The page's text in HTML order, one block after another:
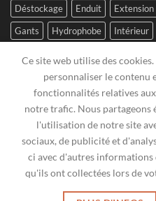
Déstockage
Enduit Extension
Gants
Hydrophobe Intérieur
Polyuréthane
Raccord Ruban
Stanley
Suspension Vis
Ce site web utilise des
personnaliser le contenu
fonctionnalités relatives
notre trafic. Nous partageons
l'utilisation de notre site
sociaux, de publicité et
ci avec d'autres informations
qu'ils ont collectées lors de